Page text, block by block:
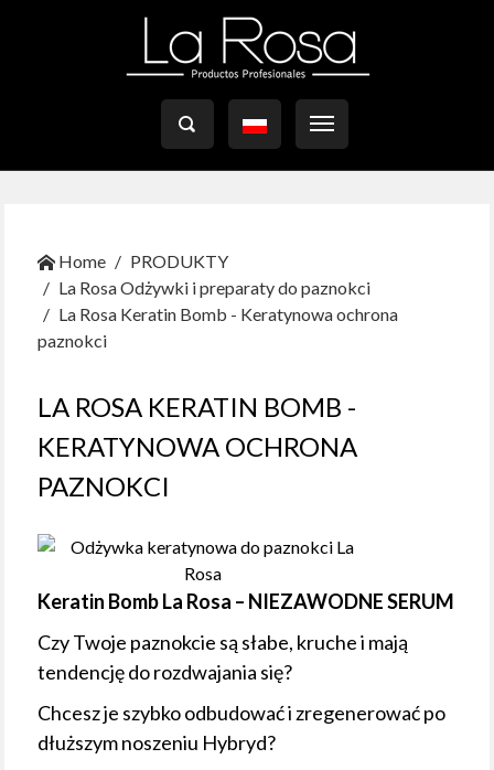

Home
PRODUKTY
La Rosa Odżywki i preparaty do paznokci
La Rosa Keratin Bomb - Keratynowa ochrona
paznokci
LA ROSA KERATIN BOMB -
KERATYNOWA OCHRONA
PAZNOKCI
Keratin Bomb La Rosa – NIEZAWODNE SERUM
Czy Twoje paznokcie są słabe, kruche i mają
tendencję do rozdwajania się?
Chcesz je szybko odbudować i zregenerować po
dłuższym noszeniu Hybryd?